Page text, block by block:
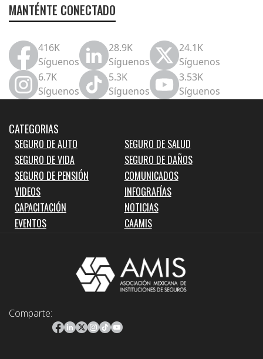
MANTÉNTE CONECTADO
416K
Síguenos
28.9K
Síguenos
24.1K
Síguenos
6.7K
Síguenos
5.3K
Síguenos
3.53K
Síguenos
CATEGORIAS
SEGURO DE AUTO
SEGURO DE SALUD
SEGURO DE VIDA
SEGURO DE DAÑOS
SEGURO DE PENSIÓN
COMUNICADOS
VIDEOS
INFOGRAFÍAS
CAPACITACIÓN
NOTICIAS
EVENTOS
CAAMIS
Comparte: